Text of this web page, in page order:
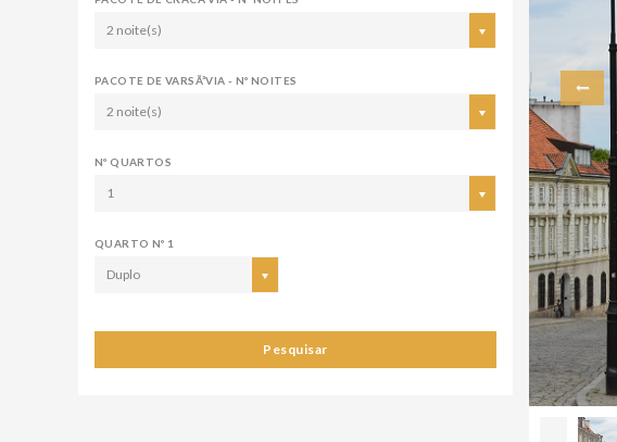
2 noite(s)
PACOTE DE VARSÃ³VIA - Nº NOITES
2 noite(s)
Nº QUARTOS
1
QUARTO Nº 1
Duplo
Pesquisar